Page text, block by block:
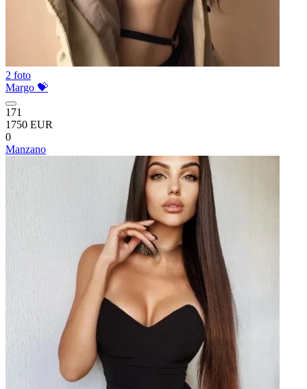
2 foto
Margo 💝
171
1750 EUR
0
Manzano